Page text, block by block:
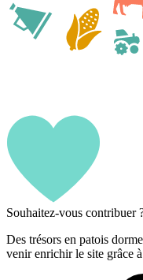
Souhaitez-vous contribuer
Des trésors en patois
venir enrichir le site grâce